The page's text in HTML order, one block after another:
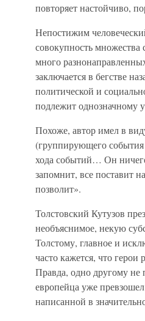
повторяет настойчиво,
Непостижим
совокупность
много
заключается в бегстве
политической и
подлежит однозначному
Похоже, автор имел в
(группирующего
хода событий… Он
запомнит, все поставит
позволит».
Толстовский Кутузов
необъяснимое, некую
Толстому, главное и
часто кажется, что
Правда, одно другому
европейца уже
написанной в